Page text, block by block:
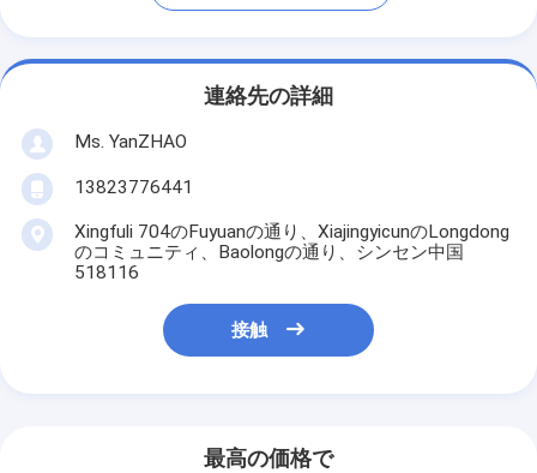
連絡先の詳細
Ms. YanZHAO
13823776441
Xingfuli 704のFuyuanの通り、XiajingyicunのLongdong
のコミュニティ、Baolongの通り、シンセン中国
518116
接触
最高の価格で